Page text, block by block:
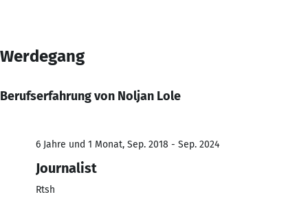
Werdegang
Berufserfahrung von Noljan Lole
6 Jahre und 1 Monat, Sep. 2018 - Sep. 2024
Journalist
Rtsh